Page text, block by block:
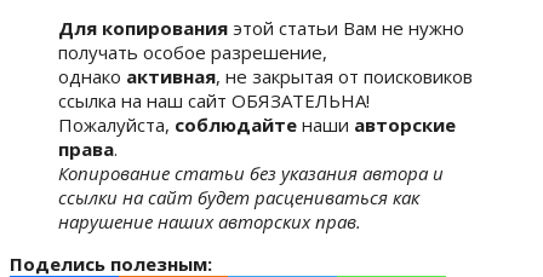
Для копирования этой статьи Вам не нужно
получать особое разрешение,
однако активная, не закрытая от поисковиков
ссылка на наш сайт ОБЯЗАТЕЛЬНА!
Пожалуйста, соблюдайте наши авторские
права.
Копирование статьи без указания автора и
ссылки на сайт будет расцениваться как
нарушение наших авторских прав.
Поделись полезным: